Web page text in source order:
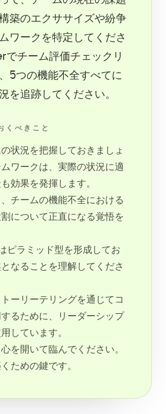
築のエクササイズや紛争
ワークを特定してくださ
でチーム評価チェックリ
5つの機能不全すべてに
を追跡してください。
くべきこと
状況を把握しておきましょ
ワークは、実際の状況に適
効果を発揮します。
チームの機能不全における
について正直になる覚悟を
ピラミッド型を形成してお
なることを理解してくださ
ーリーテリングを通じてコ
るために、リーダーシップ
しています。
を開いて臨んでください。
ための鍵です。